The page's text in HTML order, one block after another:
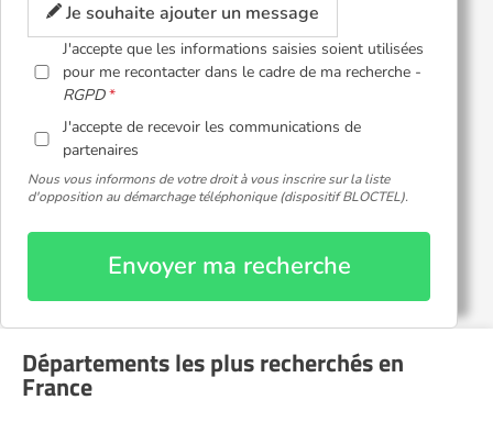
Je souhaite ajouter un message
J'accepte que les informations saisies soient utilisées
pour me recontacter dans le cadre de ma recherche -
RGPD
J'accepte de recevoir les communications de
partenaires
Nous vous informons de votre droit à vous inscrire sur la liste
d'opposition au démarchage téléphonique (dispositif BLOCTEL).
Envoyer ma recherche
Départements les plus recherchés en
France